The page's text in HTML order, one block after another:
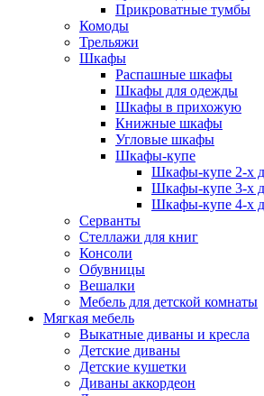
Прикроватные тумбы
Комоды
Трельяжи
Шкафы
Распашные шкафы
Шкафы для одежды
Шкафы в прихожую
Книжные шкафы
Угловые шкафы
Шкафы-купе
Шкафы-купе 2-x
Шкафы-купе 3-х
Шкафы-купе 4-х
Серванты
Стеллажи для книг
Консоли
Обувницы
Вешалки
Мебель для детской комнаты
Мягкая мебель
Выкатные диваны и кресла
Детские диваны
Детские кушетки
Диваны аккордеон